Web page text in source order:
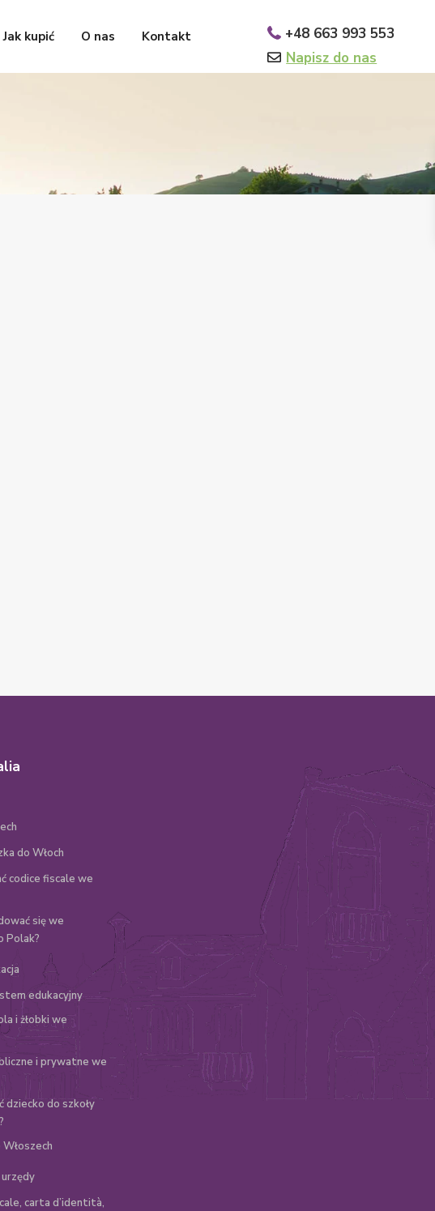
+48 663 993 553
Napisz do nas
Jak kupić O nas Kontakt
do Włoch
codice fiscale we
się we
Polak?
edukacyjny
i żłobki we
i prywatne we
dziecko do szkoły
carta d’identità,